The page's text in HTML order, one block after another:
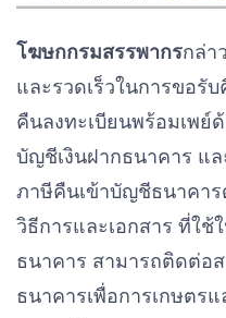
โฆษกกรมสรรพากรกล่า
และรวดเร็วในการขอรั
คืนลงทะเบียนพร้อมเพย์
บัญชีเงินฝากธนาคาร แ
ภาษีคืนเข้าบัญชีธนาคาร
วิธีการและเอกสาร ที่ใช้
ธนาคาร สามารถติดต่อ
ธนาคารเพื่อการเกษตร